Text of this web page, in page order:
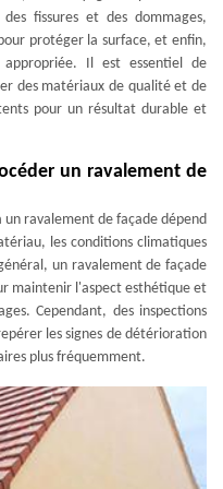
fissures et des dommages,
protéger la surface, et enfin,
Il est essentiel de
des matériaux de qualité et de
pour un résultat durable et
un ravalement de
ravalement de façade dépend
les conditions climatiques
un ravalement de façade
maintenir l'aspect esthétique et
Cependant, des inspections
les signes de détérioration
plus fréquemment.